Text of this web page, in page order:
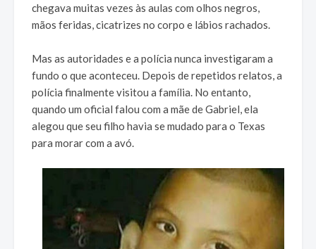
chegava muitas vezes às aulas com olhos negros,
mãos feridas, cicatrizes no corpo e lábios rachados.
Mas as autoridades e a polícia nunca investigaram a
fundo o que aconteceu. Depois de repetidos relatos, a
polícia finalmente visitou a família. No entanto,
quando um oficial falou com a mãe de Gabriel, ela
alegou que seu filho havia se mudado para o Texas
para morar com a avó.